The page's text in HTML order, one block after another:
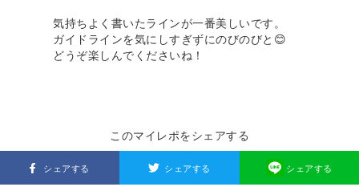
気持ちよく書いたラインが一番美しいです。
ガイドラインを気にしすぎずにのびのびと😊
どうぞ楽しんでくださいね！
このマイレポをシェアする
シェアする シェアする シェアする